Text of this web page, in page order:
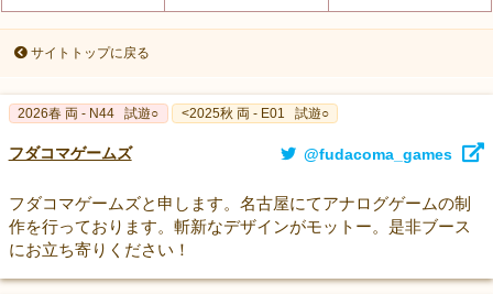
サイトトップに戻る
2026春 両 - N44 試遊○ <2025秋 両 - E01 試遊○
フダコマゲームズ @fudacoma_games
フダコマゲームズと申します。名古屋にてアナログゲームの制
作を行っております。斬新なデザインがモットー。是非ブース
にお立ち寄りください！